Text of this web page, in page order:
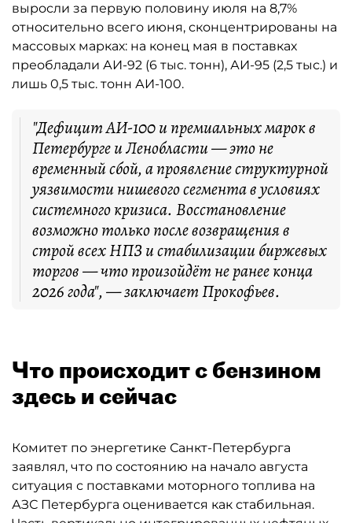
выросли за первую половину июля на 8,7%
относительно всего июня, сконцентрированы на
массовых марках: на конец мая в поставках
преобладали АИ-92 (6 тыс. тонн), АИ-95 (2,5 тыс.) и
лишь 0,5 тыс. тонн АИ-100.
"Дефицит АИ-100 и премиальных марок в
Петербурге и Ленобласти — это не
временный сбой, а проявление структурной
уязвимости нишевого сегмента в условиях
системного кризиса. Восстановление
возможно только после возвращения в
строй всех НПЗ и стабилизации биржевых
торгов — что произойдёт не ранее конца
2026 года", — заключает Прокофьев.
Что происходит с бензином
здесь и сейчас
Комитет по энергетике Санкт-Петербурга
заявлял, что по состоянию на начало августа
ситуация с поставками моторного топлива на
АЗС Петербурга оценивается как стабильная.